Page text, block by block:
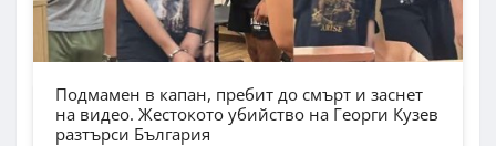
Подмамен в капан, пребит до смърт и заснет
на видео. Жестокото убийство на Георги Кузев
разтърси България